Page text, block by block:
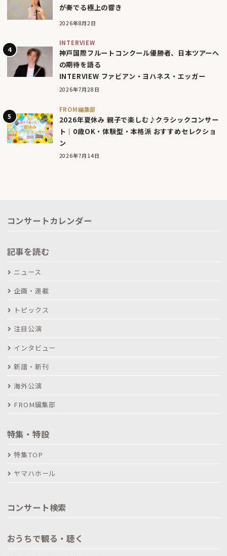
が奏でる極上の響き
2026年8月2日
INTERVIEW
神戸国際フルートコンクール優勝者、日本ツアーへ
の期待を語る
INTERVIEW ファビアン・ヨハネス・エッガー
2026年7月28日
FROM編集部
2026年夏休み 親子で楽しむ♪クラシックコンサー
ト｜0歳OK・体験型・本格派 おすすめセレクショ
ン
2026年7月14日
コンサートカレンダー
記事を読む
ニュース
企画・連載
トピックス
注目公演
インタビュー
新譜・新刊
海外公演
FROM編集部
特集・特設
特集TOP
ヤマハホール
コンサート検索
おうちで観る・聴く